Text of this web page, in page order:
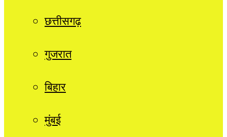
छत्तीसगढ़
गुजरात
बिहार
मुंबई